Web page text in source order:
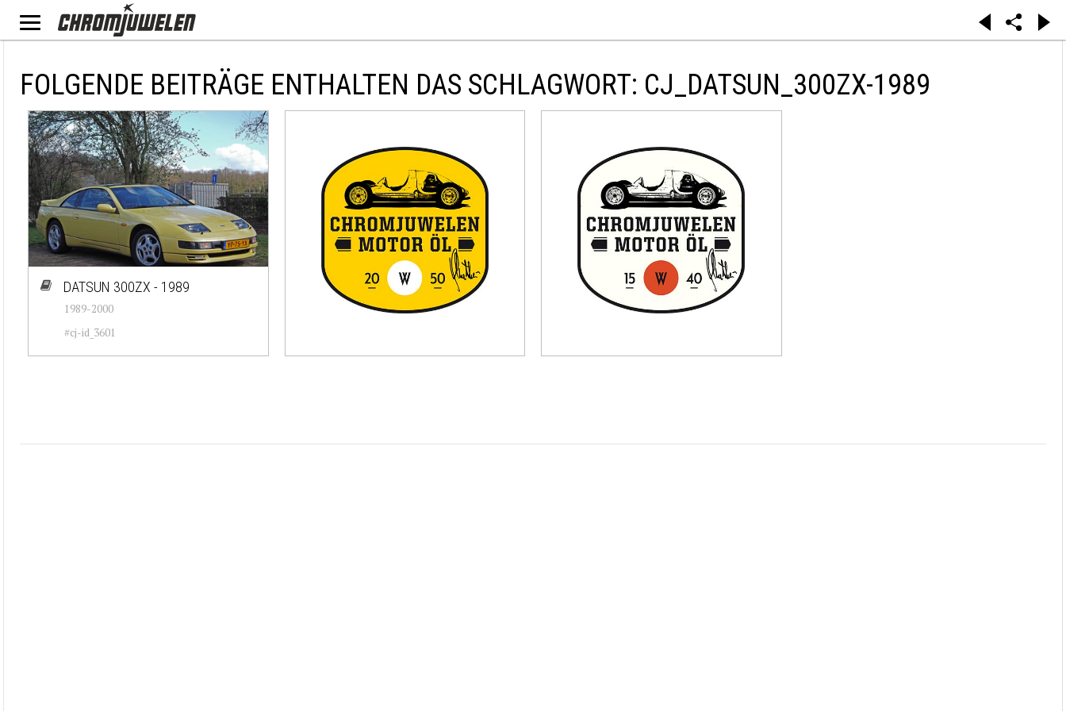
FOLGENDE BEITRÄGE ENTHALTEN DAS SCHLAGWORT: CJ_DATSUN_300ZX-1989
DATSUN 300ZX - 1989
1989-2000
#cj-id_3601